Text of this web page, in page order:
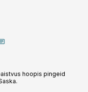
hoopis pingeid